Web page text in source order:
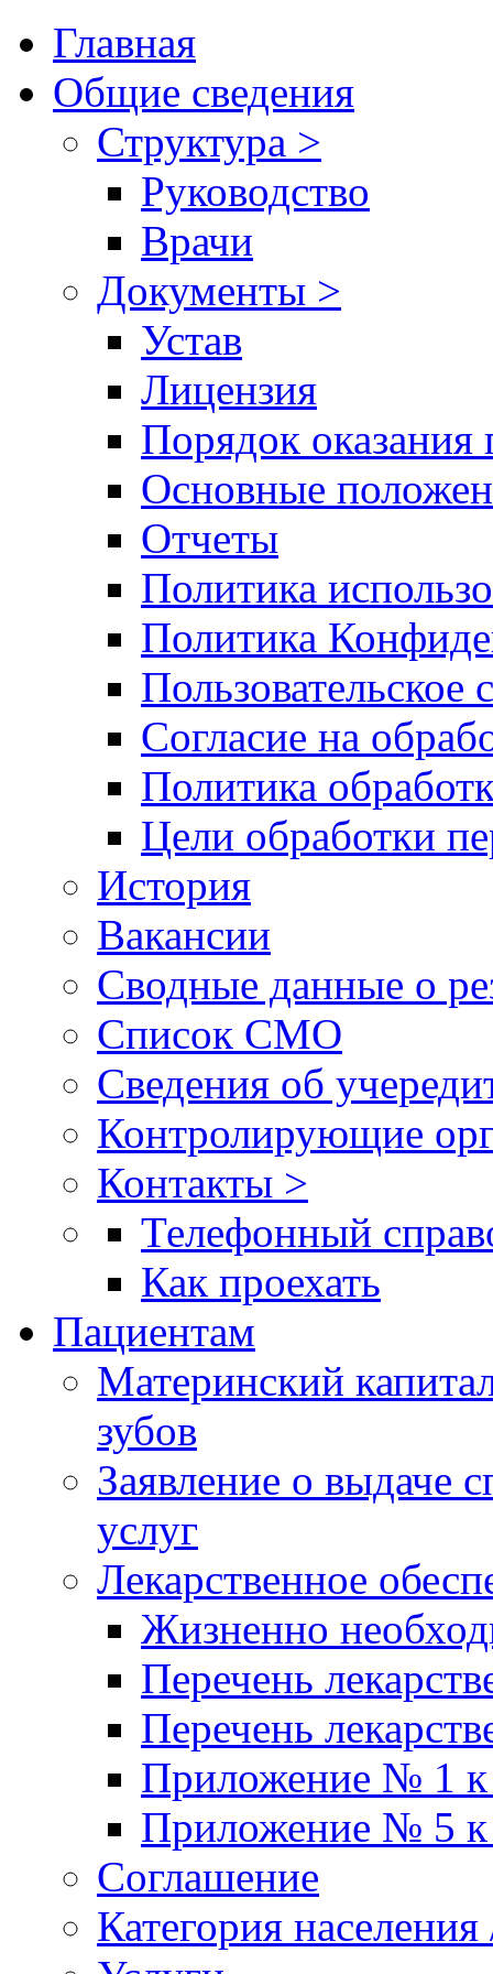
Главная
Общие сведения
Структура >
Руководство
Врачи
Документы >
Устав
Лицензия
Порядок оказания
Основные
Отчеты
Политика
Политика
Пользовательское
Согласие на
Политика
Цели обработки
История
Вакансии
Сводные данные о
Список СМО
Сведения об
Контролирующие
Контакты >
Телефонный
Как проехать
Пациентам
Материнский
зубов
Заявление о выдаче
услуг
Лекарственное
Жизненно
Перечень
Перечень
Приложение № 1 к
Приложение № 5 к
Соглашение
Категория